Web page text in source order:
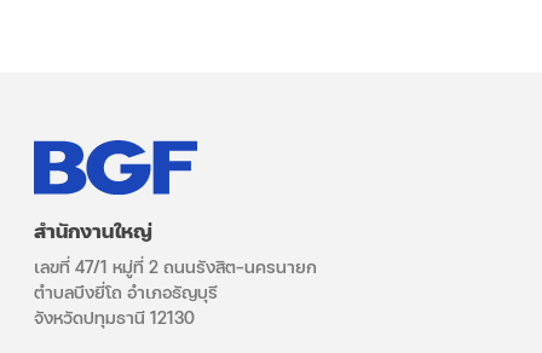
สำนักงานใหญ่
เลขที่ 47/1 หมู่ที่ 2 ถนนรังสิต–นครนายก
ตำบลบึงยี่โถ อำเภอธัญบุรี
จังหวัดปทุมธานี 12130